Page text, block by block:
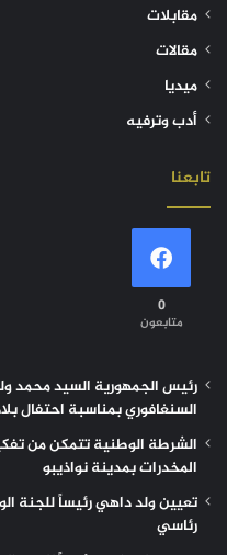
مقابلات
مقالات
ميديا
أدب وترفيه
تابعنا
0
متابعون
رئيس الجمهورية السيد محمد
السنغافوري بمناسبة احتفال
الشرطة الوطنية تتمكن من
المخدرات بمدينة نواذيبو
تعيين ولد داهي رئيساً للجنة
رئاسي